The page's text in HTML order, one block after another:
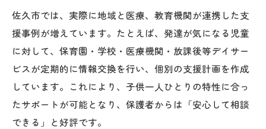
佐久市では、実際に地域と医療、教育機関が連携した支
援事例が増えています。たとえば、発達が気になる児童
に対して、保育園・学校・医療機関・放課後等デイサー
ビスが定期的に情報交換を行い、個別の支援計画を作成
しています。これにより、子供一人ひとりの特性に合っ
たサポートが可能となり、保護者からは「安心して相談
できる」と好評です。